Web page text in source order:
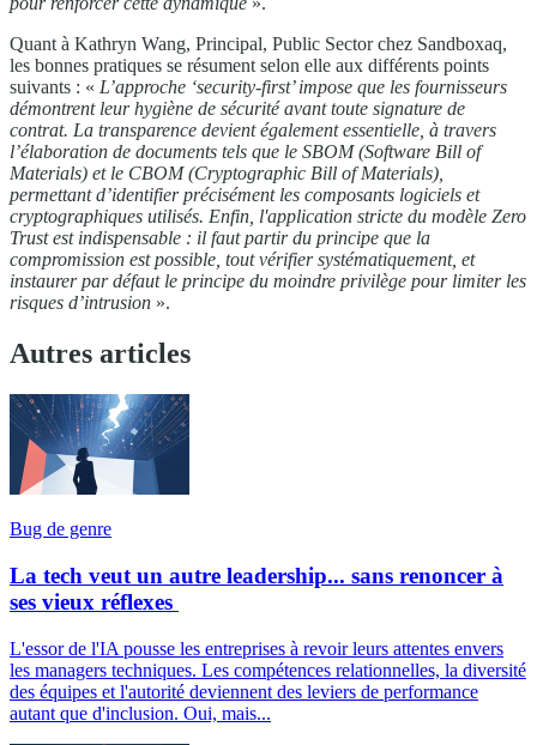
Quant à Kathryn Wang, Principal, Public Sector chez Sandboxaq,
les bonnes pratiques se résument selon elle aux différents points
suivants : « L’approche ‘security-first’ impose que les fournisseurs
démontrent leur hygiène de sécurité avant toute signature de
contrat. La transparence devient également essentielle, à travers
l’élaboration de documents tels que le SBOM (Software Bill of
Materials) et le CBOM (Cryptographic Bill of Materials),
permettant d’identifier précisément les composants logiciels et
cryptographiques utilisés. Enfin, l'application stricte du modèle Zero
Trust est indispensable : il faut partir du principe que la
compromission est possible, tout vérifier systématiquement, et
instaurer par défaut le principe du moindre privilège pour limiter les
risques d’intrusion ».
Autres articles
Bug de genre
La tech veut un autre leadership... sans renoncer à
ses vieux réflexes
L'essor de l'IA pousse les entreprises à revoir leurs attentes envers
les managers techniques. Les compétences relationnelles, la diversité
des équipes et l'autorité deviennent des leviers de performance
autant que d'inclusion. Oui, mais...